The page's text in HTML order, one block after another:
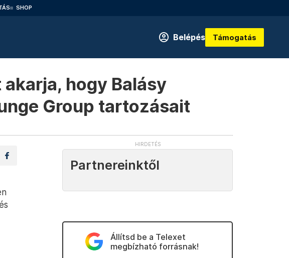
SHOP
Belépés Támogatás
hogy Balásy
Group tartozásait
Partnereinktől
Állítsd be a Telexet
megbízható forrásnak!